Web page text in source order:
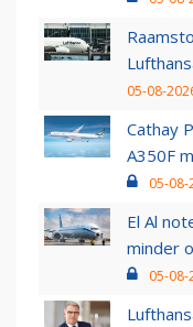
05-08-
Cathay
A350F
05-08-
El Al
minder
05-08-